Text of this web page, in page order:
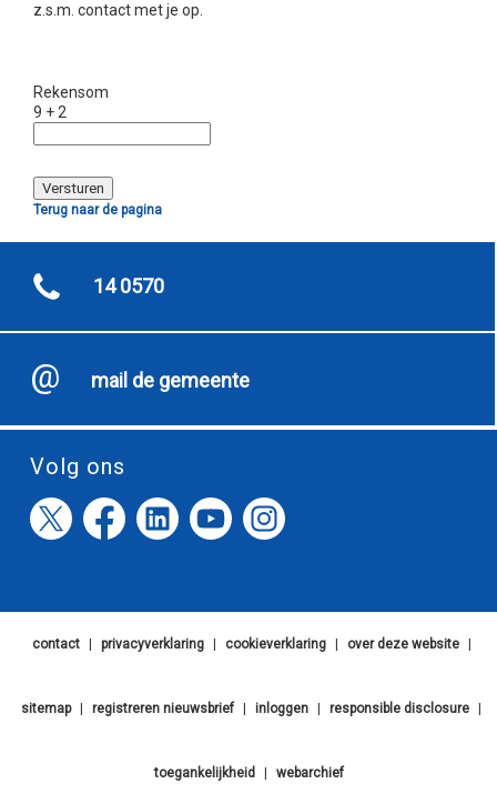
z.s.m. contact met je op.
Rekensom
9 + 2
Terug naar de pagina
14 0570
mail de gemeente
Volg ons
contact privacyverklaring cookieverklaring over deze website
sitemap registreren nieuwsbrief inloggen responsible disclosure
toegankelijkheid webarchief